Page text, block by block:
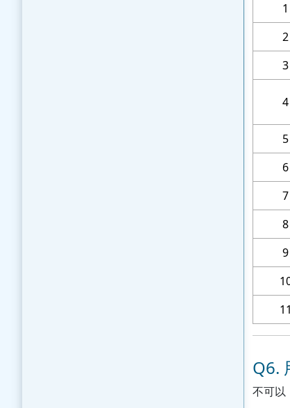
1
2
3
4
5
6
7
8
9
11
Q6.
不可以